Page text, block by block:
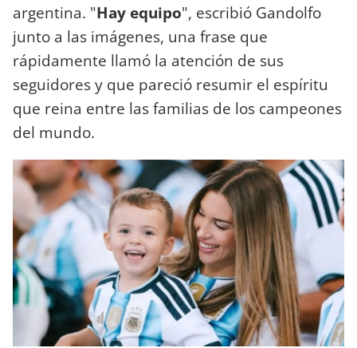
argentina. "Hay equipo", escribió Gandolfo
junto a las imágenes, una frase que
rápidamente llamó la atención de sus
seguidores y que pareció resumir el espíritu
que reina entre las familias de los campeones
del mundo.